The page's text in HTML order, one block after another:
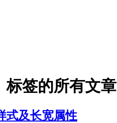
标签的所有文章
式及长宽属性